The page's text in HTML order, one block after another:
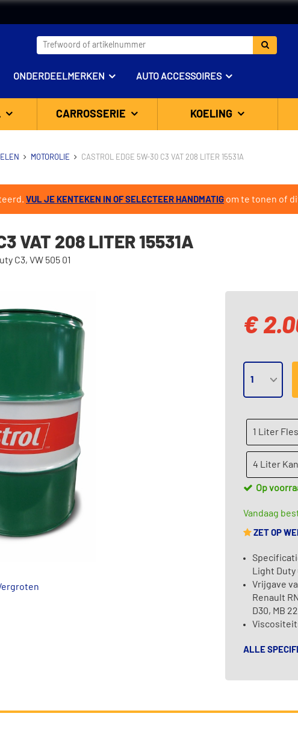
ONDERDEELMERKEN AUTO ACCESSOIRES
CARROSSERIE KOELING
MOTOROLIE CASTROL EDGE 5W-30 C3 VAT 208 LITER 15531A
VUL JE KENTEKEN IN OF SELECTEER HANDMATIG om te tonen of
VAT 208 LITER 15531A
C3, VW 505 01
€
1 Liter Fles
4 Liter Kan
Op
Vandaag
ZET OP
Light Duty
Vrijgave
Renault
D30, MB
ALLE